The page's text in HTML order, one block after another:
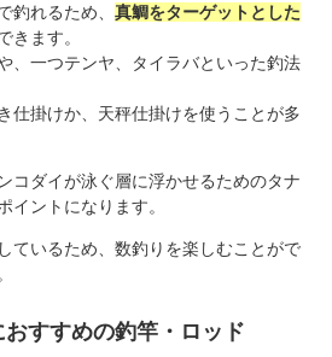
釣れるため、 真鯛をターゲットとした
きます。
、一つテンヤ、タイラバといった釣法
仕掛けか、天秤仕掛けを使うことが多
コダイが泳ぐ層に浮かせるためのタナ
イントになります。
ているため、数釣りを楽しむことがで
すすめの釣竿・ロッド